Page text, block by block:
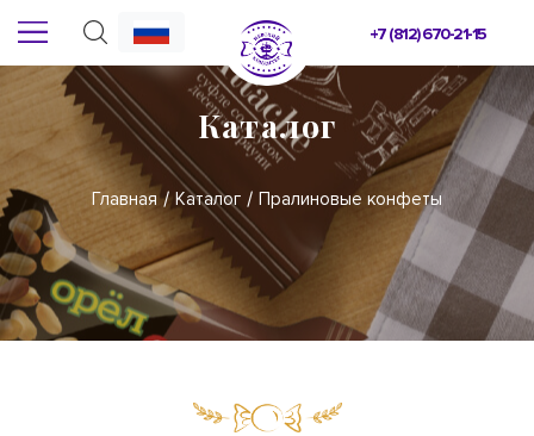
+7 (812) 670-21-15
Каталог
Главная Каталог Пралиновые конфеты